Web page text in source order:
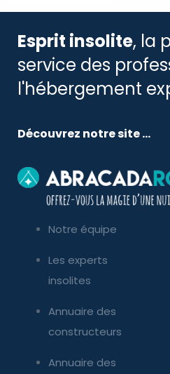
Esprit insolite, la
service des
l'hébergement
Découvrez notre site ...
Notre équipe
Les experts
insolites
Annuaire des
constructeurs
Annuaire des